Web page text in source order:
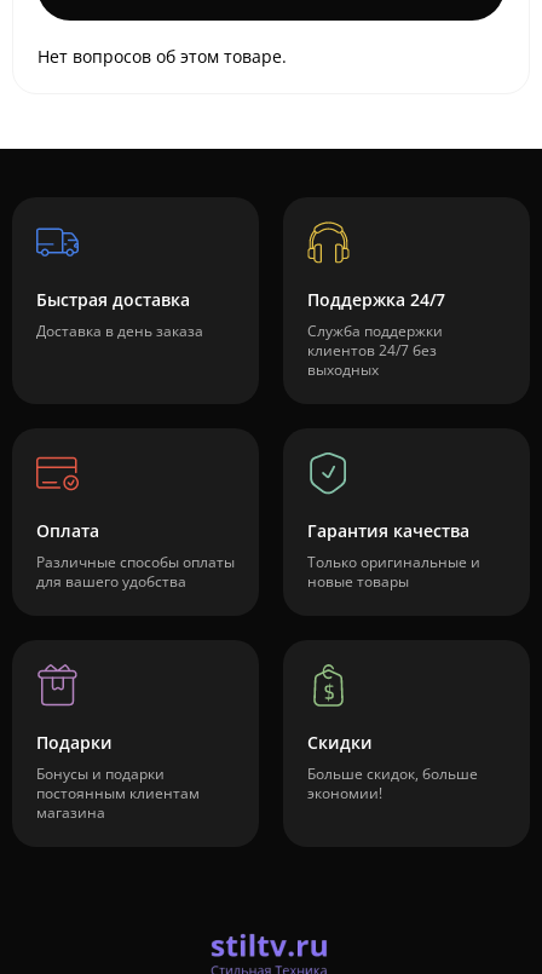
Нет вопросов об этом товаре.
Быстрая доставка
Доставка в день заказа
Поддержка 24/7
Служба поддержки
клиентов 24/7 без
выходных
Оплата
Различные способы оплаты
для вашего удобства
Гарантия качества
Только оригинальные и
новые товары
Подарки
Бонусы и подарки
постоянным клиентам
магазина
Скидки
Больше скидок, больше
экономии!